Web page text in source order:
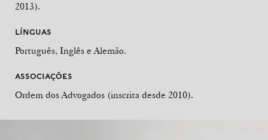
2013).
LÍNGUAS
Português, Inglês e Alemão.
ASSOCIAÇÕES
Ordem dos Advogados (inscrita desde 2010).